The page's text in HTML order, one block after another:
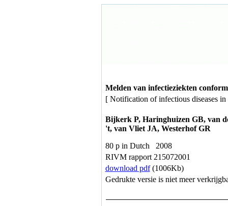
Melden van infectieziekten
[ Notification of infectious diseases
Bijkerk P, Haringhuizen GB, van
't, van Vliet JA, Westerhof GR
80 p in Dutch 2008
RIVM rapport 215072001
download pdf(1006Kb)
Gedrukte versie is niet meer